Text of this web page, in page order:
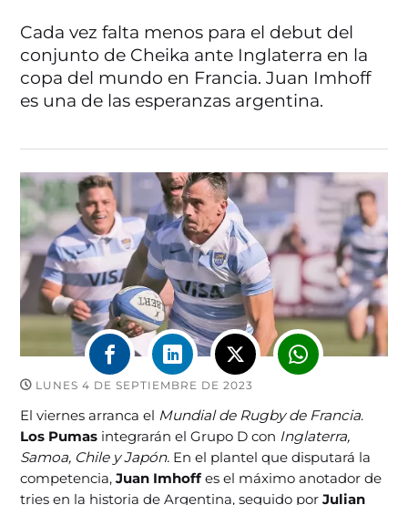
Cada vez falta menos para el debut del
conjunto de Cheika ante Inglaterra en la
copa del mundo en Francia. Juan Imhoff
es una de las esperanzas argentina.
LUNES 4 DE SEPTIEMBRE DE 2023
El viernes arranca el Mundial de Rugby de Francia.
Los Pumas integrarán el Grupo D con Inglaterra,
Samoa, Chile y Japón. En el plantel que disputará la
competencia,Juan Imhoffes el máximo anotador de
tries en la historia de Argentina, seguido porJulian